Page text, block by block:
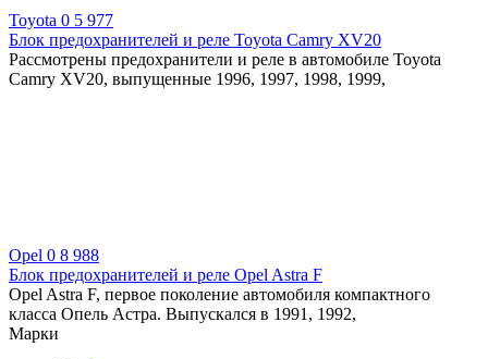
Toyota 0 5 977
Блок предохранителей и реле Toyota Camry XV20
Рассмотрены предохранители и реле в автомобиле Toyota
Camry XV20, выпущенные 1996, 1997, 1998, 1999,
Opel 0 8 988
Блок предохранителей и реле Opel Astra F
Opel Astra F, первое поколение автомобиля компактного
класса Опель Астра. Выпускался в 1991, 1992,
Марки